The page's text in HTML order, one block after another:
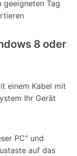
geeigneten Tag
8 oder
einem Kabel mit
Ihr Gerät
PC" und
auf das